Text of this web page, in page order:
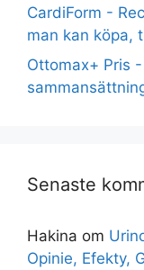
CardiForm -
man kan köpa,
Ottomax+ Pris
Senaste
Hakina om
Opinie, Efekty,